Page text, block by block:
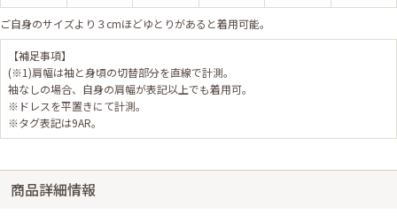
ご自身のサイズより３cmほどゆとりがあると着用可能。
【補足事項】
(※1)肩幅は袖と身頃の切替部分を直線で計測。
袖なしの場合、自身の肩幅が表記以上でも着用可。
※ドレスを平置きにて計測。
※タグ表記は9AR。
商品詳細情報